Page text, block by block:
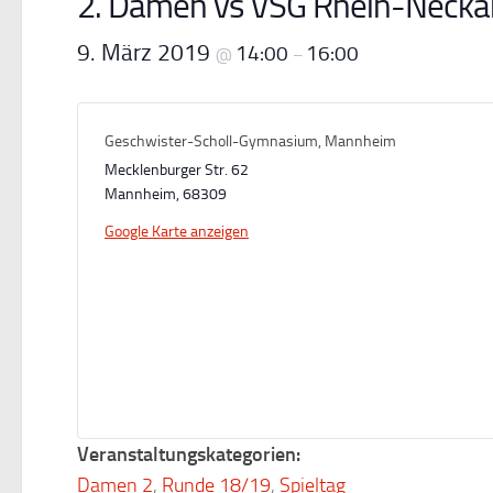
9. März 2019 @ 14:00 – 16:00
Geschwister-Scholl-Gymnasium, Mannheim
Mecklenburger Str. 62
Mannheim,68309
Google Karte anzeigen
Veranstaltungskategorien:
Damen 2, Runde 18/19, Spieltag